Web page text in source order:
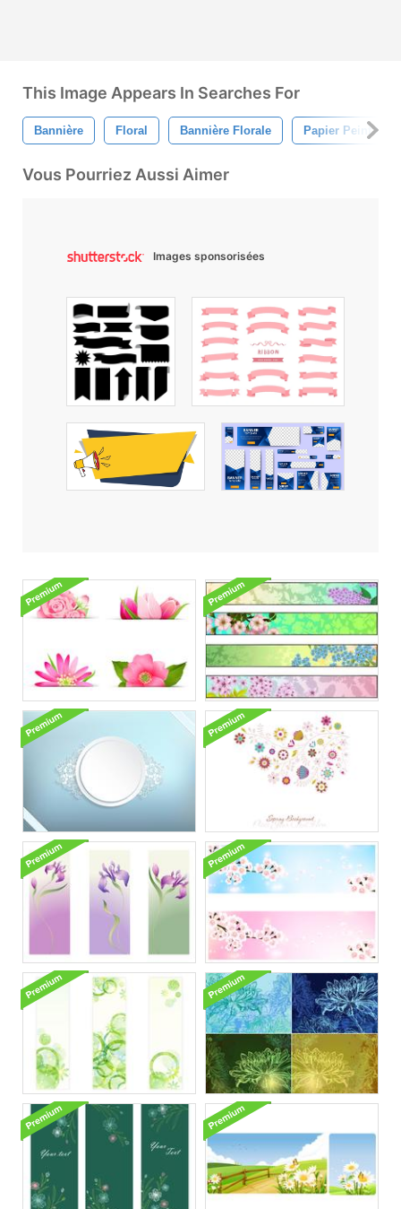
This Image Appears In Searches For
Bannière Floral Bannière Florale Papier Peint
Vous Pourriez Aussi Aimer
Images sponsorisées